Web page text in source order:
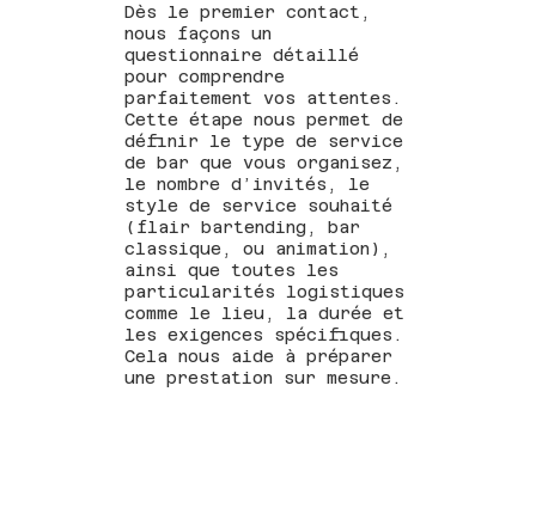
Dès le premier contact,
nous façons un
questionnaire détaillé
pour comprendre
parfaitement vos attentes.
Cette étape nous permet de
définir le type de service
de bar que vous organisez,
le nombre d’invités, le
style de service souhaité
(flair bartending, bar
classique, ou animation),
ainsi que toutes les
particularités logistiques
comme le lieu, la durée et
les exigences spécifiques.
Cela nous aide à préparer
une prestation sur mesure.